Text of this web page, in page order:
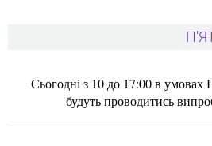
Сьогодні з 10 до 17:00 в
будуть проводитись